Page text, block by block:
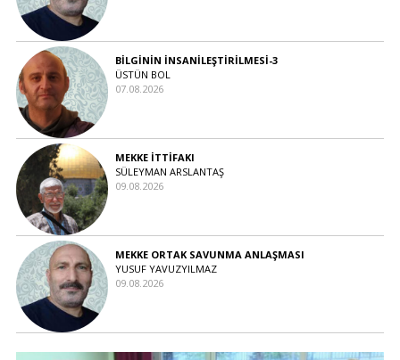
BİLGİNİN İNSANİLEŞTİRİLMESİ-3
ÜSTÜN BOL
07.08.2026
MEKKE İTTİFAKI
SÜLEYMAN ARSLANTAŞ
09.08.2026
MEKKE ORTAK SAVUNMA ANLAŞMASI
YUSUF YAVUZYILMAZ
09.08.2026